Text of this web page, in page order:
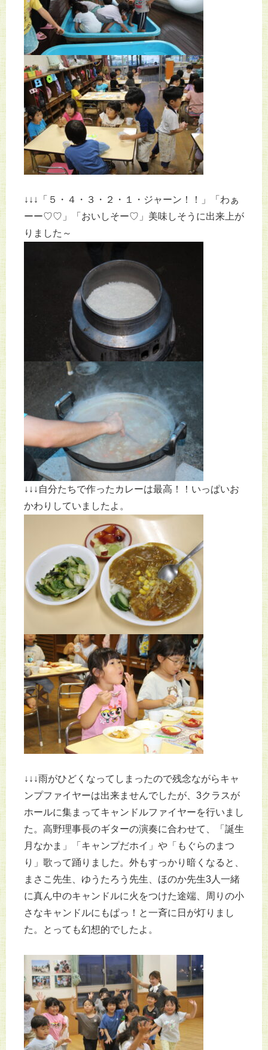
↓↓↓「５・４・３・２・１・ジャーン！！」「わぁ
ーー♡♡」「おいしそー♡」美味しそうに出来上が
りました～
↓↓↓自分たちで作ったカレーは最高！！いっぱいお
かわりしていましたよ。
↓↓↓雨がひどくなってしまったので残念ながらキャ
ンプファイヤーは出来ませんでしたが、3クラスが
ホールに集まってキャンドルファイヤーを行いまし
た。高野理事長のギターの演奏に合わせて、「誕生
月なかま」「キャンプだホイ」や「もぐらのまつ
り」歌って踊りました。外もすっかり暗くなると、
まさこ先生、ゆうたろう先生、ほのか先生3人一緒
に真ん中のキャンドルに火をつけた途端、周りの小
さなキャンドルにもぱっ！と一斉に日が灯りまし
た。とっても幻想的でしたよ。